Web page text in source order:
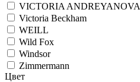
VICTORIA ANDREYANOVA
Victoria Beckham
WEILL
Wild Fox
Windsor
Zimmermann
Цвет